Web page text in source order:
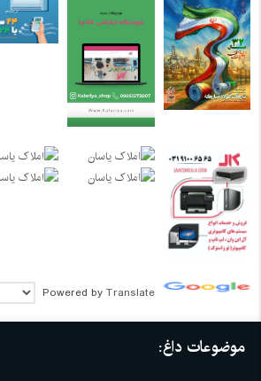
Powered by Translate
موضوعات داغ: